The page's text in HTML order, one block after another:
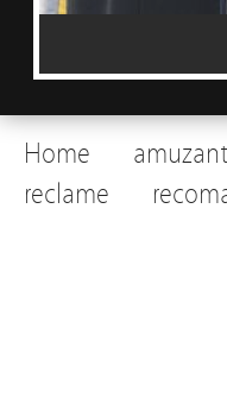
Home amuzant
reclame